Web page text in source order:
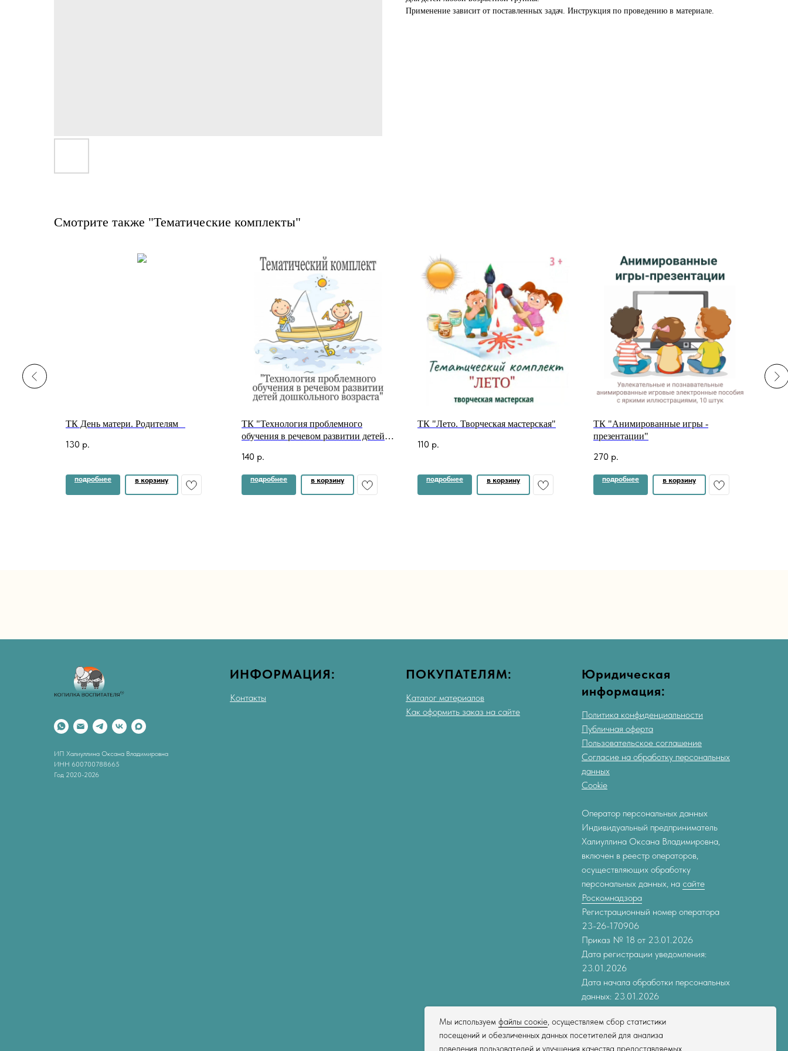
Применение зависит от поставленных задач. Инструкция по проведению в материале.
Смотрите также "Тематические комплекты"
ТК День матери. Родителям⠀
130 р.
подробнее в корзину
ТК "Технология проблемного
обучения в речевом развитии детей
140 р.
подробнее в корзину
ТК "Лето. Творческая мастерская"
110 р.
подробнее в корзину
ТК "Анимированные игры -
презентации"
270 р.
подробнее в корзину
Мы используем файлы соокіе, осуществляем сбор статистики
посещений и обезличенных данных посетителей для анализа
поведения пользователей и улучшения качества предоставляемых
ИП Халиуллина Оксана Владимировна
ИНН 600700788665
Год 2020-2026
ИНФОРМАЦИЯ:
Контакты
ПОКУПАТЕЛЯМ:
Каталог материалов
Как оформить заказ на сайте
Юридическая
информация:
Политика конфиденциальности
Публичная оферта
Пользовательское соглашение
Согласие на обработку персональных
данных
Cookie
Оператор персональных данных
Индивидуальный предприниматель
Халиуллина Оксана Владимировна,
включен в реестр операторов,
осуществляющих обработку
персональных данных, на сайте
Роскомнадзора
Регистрационный номер оператора
23-26-170906
Приказ № 18 от 23.01.2026
Дата регистрации уведомления:
23.01.2026
Дата начала обработки персональных
данных: 23.01.2026